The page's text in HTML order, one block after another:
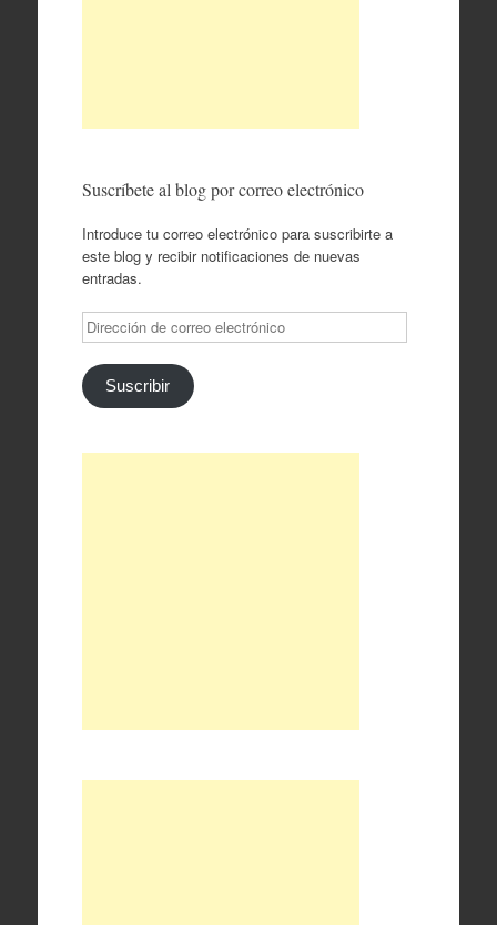
Suscríbete al blog por correo electrónico
Introduce tu correo electrónico para suscribirte a
este blog y recibir notificaciones de nuevas
entradas.
Dirección
de
correo
electrónico
Suscribir